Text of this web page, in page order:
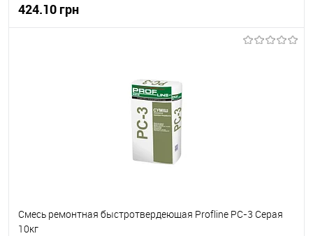
424.10 грн
Смесь ремонтная быстротвердеющая Profline РС-3 Серая
10кг